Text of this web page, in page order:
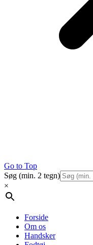
Go to Top
Søg (min. 2 tegn)
×
Forside
Om os
Handsker